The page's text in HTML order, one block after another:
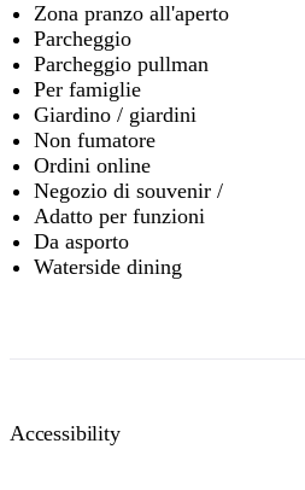
Zona pranzo all'aperto
Parcheggio
Parcheggio pullman
Per famiglie
Giardino / giardini
Non fumatore
Ordini online
Negozio di souvenir /
Adatto per funzioni
Da asporto
Waterside dining
Accessibility